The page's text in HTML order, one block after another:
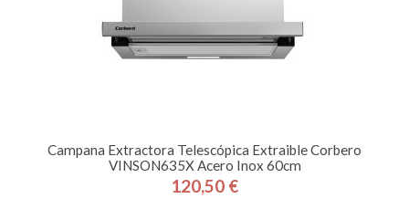
Campana Extractora Telescópica Extraible Corbero
VINSON635X Acero Inox 60cm
Precio
120,50 €